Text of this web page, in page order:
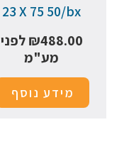
23 X 75 50/bx
₪488.00
לפני
מע"מ
מידע נוסף